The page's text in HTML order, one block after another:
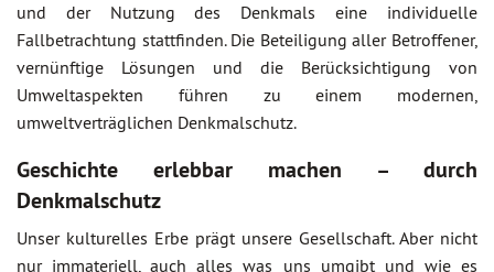
und der Nutzung des Denkmals eine individuelle
Fallbetrachtung stattfinden. Die Beteiligung aller Betroffener,
vernünftige Lösungen und die Berücksichtigung von
Umweltaspekten führen zu einem modernen,
umweltverträglichen Denkmalschutz.
Geschichte erlebbar machen – durch
Denkmalschutz
Unser kulturelles Erbe prägt unsere Gesellschaft. Aber nicht
nur immateriell, auch alles was uns umgibt und wie es